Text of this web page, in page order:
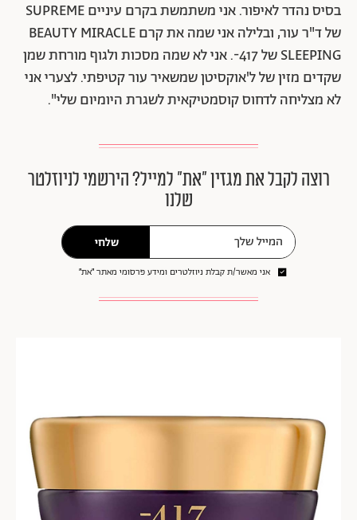
בסיס נהדר לאיפור. אני משתמשת בקרם עיניים SUPREME
של ד"ר עור, ובלילה אני שמה את קרם BEAUTY MIRACLE
SLEEPING של 417-. אני לא שמה מסכות ולגוף מורחת שמן
שקדים מזין של ל'אוקסיטן שמשאיר עור קטיפתי. לצערי אני
לא מצליחה לדחוס קוסמטיקאית לשגרת היומיום שלי".
רוצה לקבל את מגזין ״את״ למייל? הירשמי לניוזלטר
שלנו
שלחי
אני מאשר/ת קבלת ניוזלטרים ומידע פרסומי מאתר ״את״